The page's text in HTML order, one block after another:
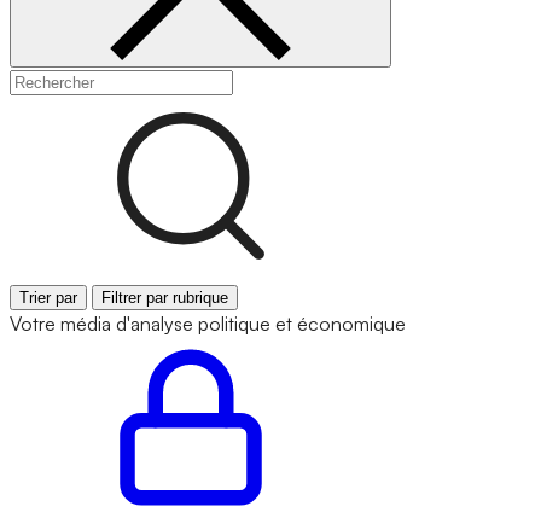
Trier par Filtrer par rubrique
Votre média d'analyse politique et économique